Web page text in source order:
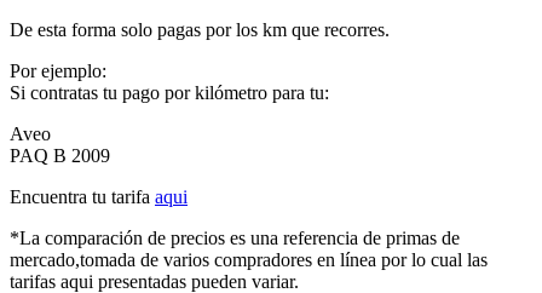
De esta forma solo pagas por los km que recorres.
Por ejemplo:
Si contratas tu pago por kilómetro para tu:
Aveo
PAQ B 2009
Encuentra tu tarifa aqui
*La comparación de precios es una referencia de primas de
mercado,tomada de varios compradores en línea por lo cual las
tarifas aqui presentadas pueden variar.